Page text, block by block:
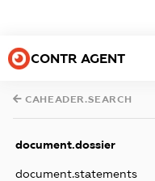
CONTR AGENT
CAHEADER.SEARCH
document.dossier
document.statements